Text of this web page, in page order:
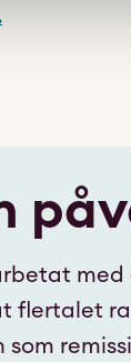
flertalet
som